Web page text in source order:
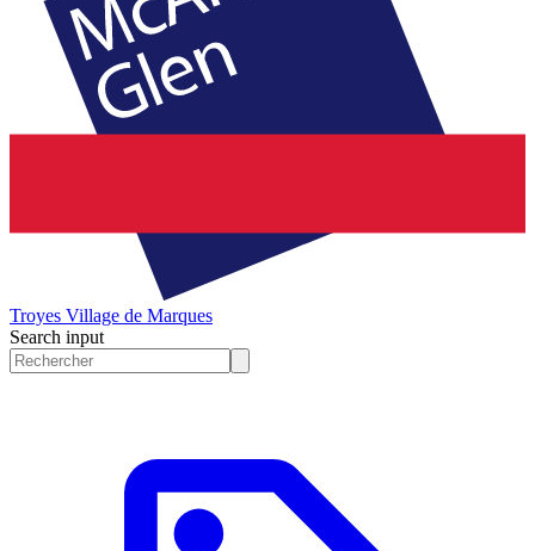
Troyes Village de Marques
Search input